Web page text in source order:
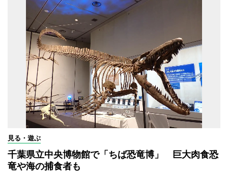
見る・遊ぶ
千葉県立中央博物館で「ちば恐竜博」 巨大肉食恐
竜や海の捕食者も